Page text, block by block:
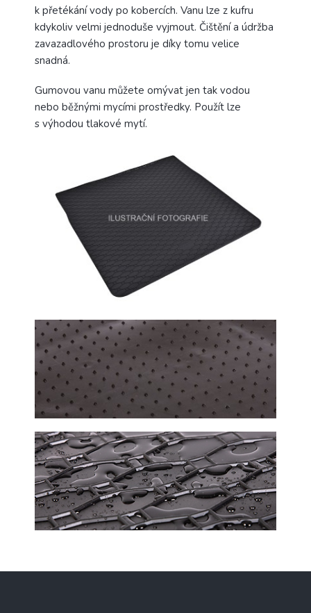
k přetékání vody po kobercích. Vanu lze z kufru
kdykoliv velmi jednoduše vyjmout. Čištění a údržba
zavazadlového prostoru je díky tomu velice
snadná.
Gumovou vanu můžete omývat jen tak vodou
nebo běžnými mycími prostředky. Použít lze
s výhodou tlakové mytí.